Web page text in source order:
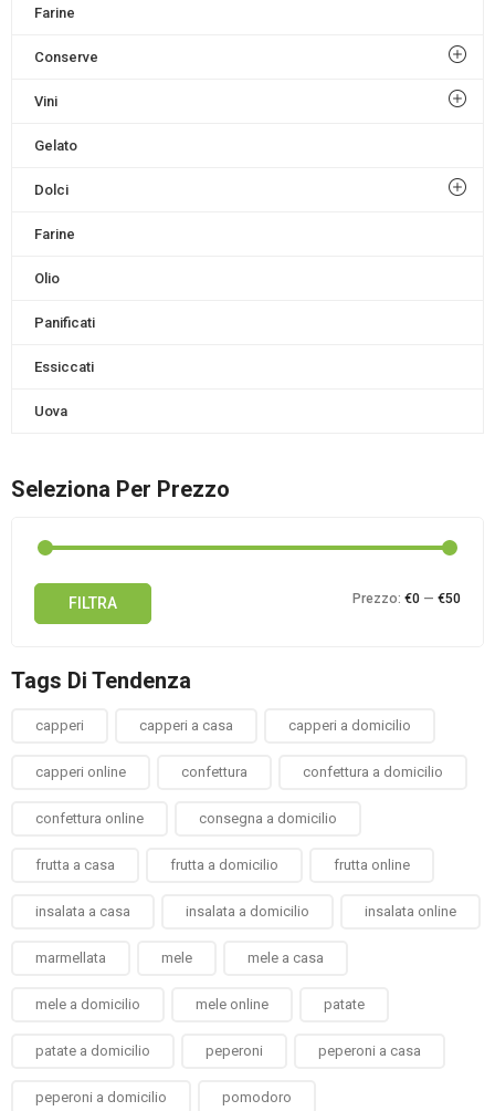
Farine
Conserve
Vini
Gelato
Dolci
Farine
Olio
Panificati
Essiccati
Uova
Seleziona Per Prezzo
FILTRA Prezzo: €0 — €50
Tags Di Tendenza
capperi capperi a casa capperi a domicilio
capperi online confettura confettura a domicilio
confettura online consegna a domicilio
frutta a casa frutta a domicilio frutta online
insalata a casa insalata a domicilio insalata online
marmellata mele mele a casa
mele a domicilio mele online patate
patate a domicilio peperoni peperoni a casa
peperoni a domicilio pomodoro